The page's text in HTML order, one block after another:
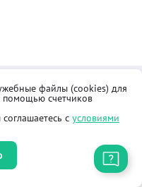
приёмная
товаров
файлы (cookies) для
помощью счетчиков
с условиями